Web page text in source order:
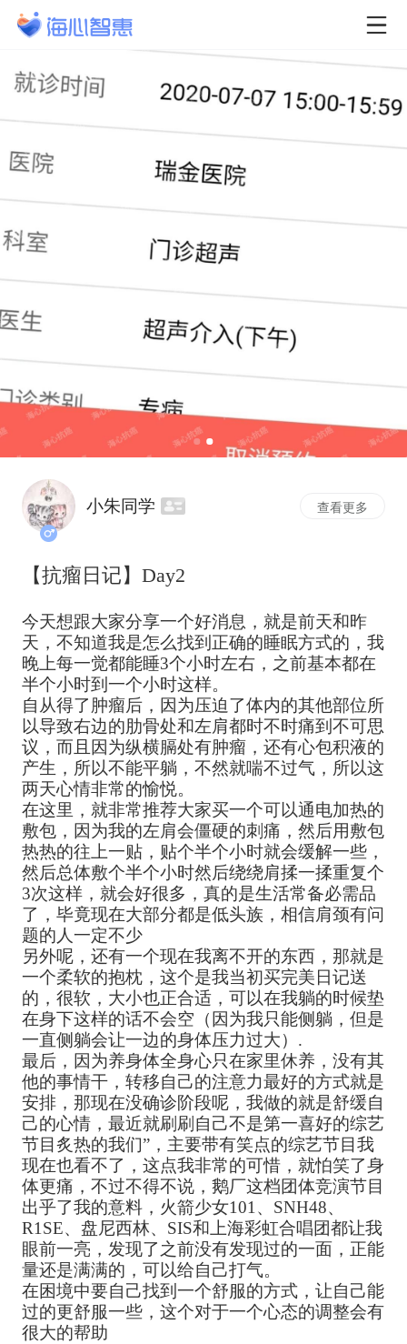
小朱同学 查看更多
【抗瘤日记】Day2
今天想跟大家分享一个好消息，就是前天和昨
天，不知道我是怎么找到正确的睡眠方式的，我
晚上每一觉都能睡3个小时左右，之前基本都在
半个小时到一个小时这样。
自从得了肿瘤后，因为压迫了体内的其他部位所
以导致右边的肋骨处和左肩都时不时痛到不可思
议，而且因为纵横膈处有肿瘤，还有心包积液的
产生，所以不能平躺，不然就喘不过气，所以这
两天心情非常的愉悦。
在这里，就非常推荐大家买一个可以通电加热的
敷包，因为我的左肩会僵硬的刺痛，然后用敷包
热热的往上一贴，贴个半个小时就会缓解一些，
然后总体敷个半个小时然后绕绕肩揉一揉重复个
3次这样，就会好很多，真的是生活常备必需品
了，毕竟现在大部分都是低头族，相信肩颈有问
题的人一定不少
另外呢，还有一个现在我离不开的东西，那就是
一个柔软的抱枕，这个是我当初买完美日记送
的，很软，大小也正合适，可以在我躺的时候垫
在身下这样的话不会空（因为我只能侧躺，但是
一直侧躺会让一边的身体压力过大）.
最后，因为养身体全身心只在家里休养，没有其
他的事情干，转移自己的注意力最好的方式就是
安排，那现在没确诊阶段呢，我做的就是舒缓自
己的心情，最近就刷刷自己不是第一喜好的综艺
节目炙热的我们”，主要带有笑点的综艺节目我
现在也看不了，这点我非常的可惜，就怕笑了身
体更痛，不过不得不说，鹅厂这档团体竞演节目
出乎了我的意料，火箭少女101、SNH48、
R1SE、盘尼西林、SIS和上海彩虹合唱团都让我
眼前一亮，发现了之前没有发现过的一面，正能
量还是满满的，可以给自己打气。
在困境中要自己找到一个舒服的方式，让自己能
过的更舒服一些，这个对于一个心态的调整会有
很大的帮助